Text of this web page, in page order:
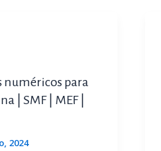
numéricos para
| SMF | MEF |
2024